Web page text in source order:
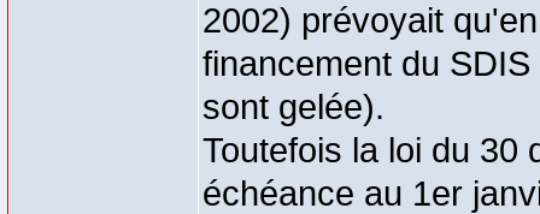
2002) prévoyait
financement du
sont gelée).
Toutefois la loi du 30
échéance au 1er